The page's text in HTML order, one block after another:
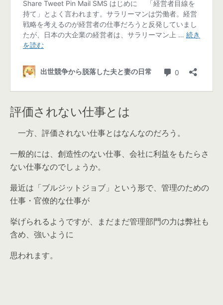
評価されない仕事とは
一方、評価されない仕事とはなんなのだろう。
一般的には、創造性のない仕事、会社に利益をもたらさ
ない仕事なのでしょうか。
最近は「ブルジットジョブ」という形で、管理のための
仕事・官僚的な仕事が
挙げられるようですが、まだまだ管理部門の力は弊社も
含め、強いように
思われます。